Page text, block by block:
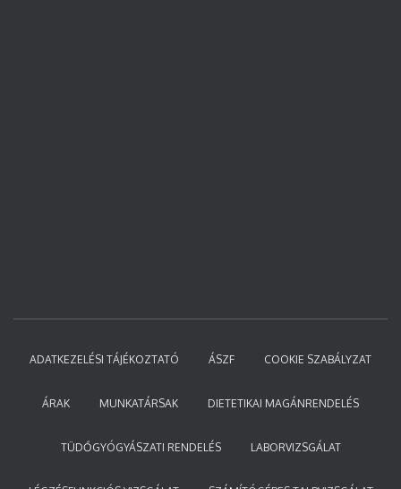
ADATKEZELÉSI TÁJÉKOZTATÓ ÁSZF COOKIE SZABÁLYZAT
ÁRAK MUNKATÁRSAK DIETETIKAI MAGÁNRENDELÉS
TÜDŐGYÓGYÁSZATI RENDELÉS LABORVIZSGÁLAT